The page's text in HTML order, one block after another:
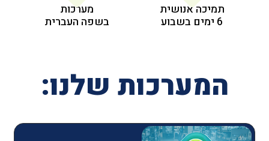
מערכות
בשפה העברית
שלנו: